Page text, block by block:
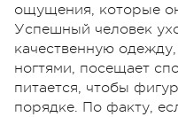
ощущения, которые
Успешный человек
качественную
ногтями, посещает
питается, чтобы
порядке. По факту,